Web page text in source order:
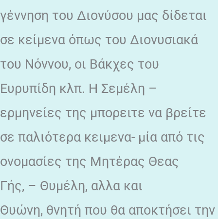
γέννηση του Διονύσου μας δίδεται
σε κείμενα όπως του Διονυσιακά
του Νόννου, οι Βάκχες του
Ευρυπίδη κλπ. Η Σεμέλη –
ερμηνείες της μπορειτε να βρείτε
σε παλιότερα κειμενα- μία από τις
ονομασίες της Μητέρας Θεας
Γής, – Θυμέλη, αλλα και
Θυώνη, θνητή που θα αποκτήσει την